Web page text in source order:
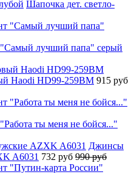
Шапочка дет. светло-
лучший папа" серый
Haodi HD99-259BM 915 руб
ты меня не бойся..."
Джинсы
A6031 732 руб 990 руб